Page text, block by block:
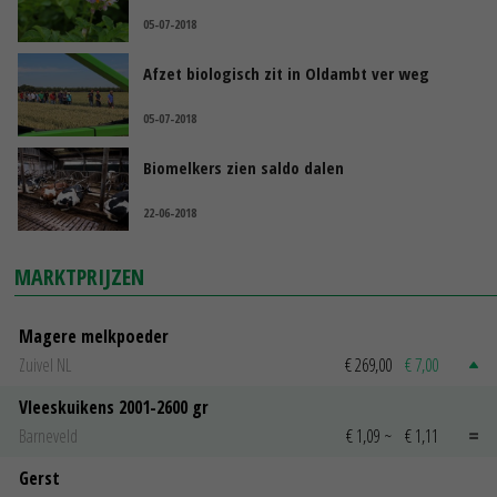
05-07-2018
Afzet biologisch zit in Oldambt ver weg
05-07-2018
Biomelkers zien saldo dalen
22-06-2018
MARKTPRIJZEN
Magere melkpoeder
Zuivel NL
€ 269,00 € 7,00
Vleeskuikens 2001-2600 gr
Barneveld
€ 1,09 ~ € 1,11
Gerst